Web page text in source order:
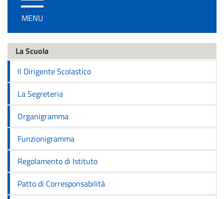
/
disattiva
navigazione
MENU
La Scuola
Il Dirigente Scolastico
La Segreteria
Organigramma
Funzionigramma
Regolamento di Istituto
Patto di Corresponsabilità